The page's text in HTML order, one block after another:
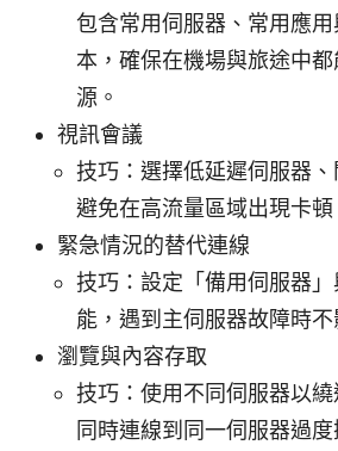
包含常用伺服器、常用應
本，確保在機場與旅途中
源。
視訊會議
技巧：選擇低延遲伺服器、
避免在高流量區域出現卡頓
緊急情況的替代連線
技巧：設定「備用伺服器
能，遇到主伺服器故障時不
瀏覽與內容存取
技巧：使用不同伺服器以
同時連線到同一伺服器過度